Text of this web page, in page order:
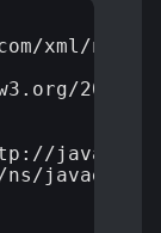
xml/ns/
2001/
javaee/